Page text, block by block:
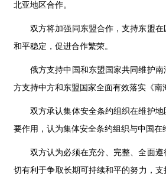
北亚地区合作。
双方将加强同东盟合作，支持东盟
和平稳定，促进合作繁荣。
俄方支持中国和东盟国家共同维护
方支持中方和东盟国家全面有效落实《
双方承认集体安全条约组织在维护
要作用，认为集体安全条约组织与中国
双方认为必须在充分、完整、全面
切有利于争取长期可持续和平的努力，